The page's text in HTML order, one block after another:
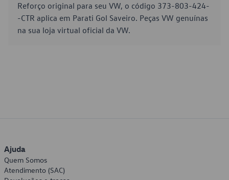
Reforço original para seu VW, o código 373-803-424-
-CTR aplica em Parati Gol Saveiro. Peças VW genuínas
na sua loja virtual oficial da VW.
Ajuda
Quem Somos
Atendimento (SAC)